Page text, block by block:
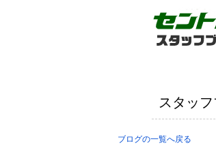
スタッ
ブログの一覧へ戻る